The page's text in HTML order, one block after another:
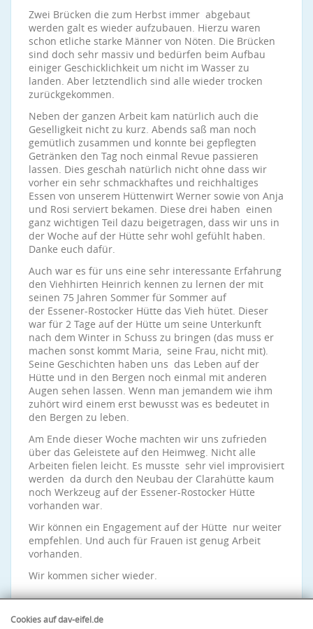
Zwei Brücken die zum Herbst immer abgebaut
werden galt es wieder aufzubauen. Hierzu waren
schon etliche starke Männer von Nöten. Die Brücken
sind doch sehr massiv und bedürfen beim Aufbau
einiger Geschicklichkeit um nicht im Wasser zu
landen. Aber letztendlich sind alle wieder trocken
zurückgekommen.
Neben der ganzen Arbeit kam natürlich auch die
Geselligkeit nicht zu kurz. Abends saß man noch
gemütlich zusammen und konnte bei gepflegten
Getränken den Tag noch einmal Revue passieren
lassen. Dies geschah natürlich nicht ohne dass wir
vorher ein sehr schmackhaftes und reichhaltiges
Essen von unserem Hüttenwirt Werner sowie von Anja
und Rosi serviert bekamen. Diese drei haben einen
ganz wichtigen Teil dazu beigetragen, dass wir uns in
der Woche auf der Hütte sehr wohl gefühlt haben.
Danke euch dafür.
Auch war es für uns eine sehr interessante Erfahrung
den Viehhirten Heinrich kennen zu lernen der mit
seinen 75 Jahren Sommer für Sommer auf
der Essener-Rostocker Hütte das Vieh hütet. Dieser
war für 2 Tage auf der Hütte um seine Unterkunft
nach dem Winter in Schuss zu bringen (das muss er
machen sonst kommt Maria, seine Frau, nicht mit).
Seine Geschichten haben uns das Leben auf der
Hütte und in den Bergen noch einmal mit anderen
Augen sehen lassen. Wenn man jemandem wie ihm
zuhört wird einem erst bewusst was es bedeutet in
den Bergen zu leben.
Am Ende dieser Woche machten wir uns zufrieden
über das Geleistete auf den Heimweg. Nicht alle
Arbeiten fielen leicht. Es musste sehr viel improvisiert
werden da durch den Neubau der Clarahütte kaum
noch Werkzeug auf der Essener-Rostocker Hütte
vorhanden war.
Wir können ein Engagement auf der Hütte nur weiter
empfehlen. Und auch für Frauen ist genug Arbeit
vorhanden.
Wir kommen sicher wieder.
Cookies auf dav-eifel.de